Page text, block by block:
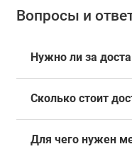
Вопросы и
Нужно ли за
Сколько стоит
Для чего нужен